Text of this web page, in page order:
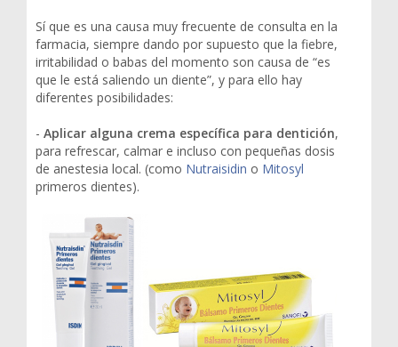
Sí que es una causa muy frecuente de consulta en la
farmacia, siempre dando por supuesto que la fiebre,
irritabilidad o babas del momento son causa de “es
que le está saliendo un diente”, y para ello hay
diferentes posibilidades:
- Aplicar alguna crema específica para dentición,
para refrescar, calmar e incluso con pequeñas dosis
de anestesia local. (como Nutraisidin o Mitosyl
primeros dientes).